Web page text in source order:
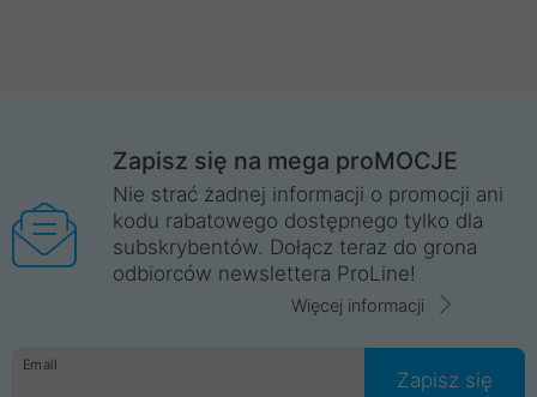
Zapisz się na mega proMOCJE
Nie strać żadnej informacji o promocji ani
kodu rabatowego dostępnego tylko dla
subskrybentów. Dołącz teraz do grona
odbiorców newslettera ProLine!
Więcej informacji
Email
Zapisz się